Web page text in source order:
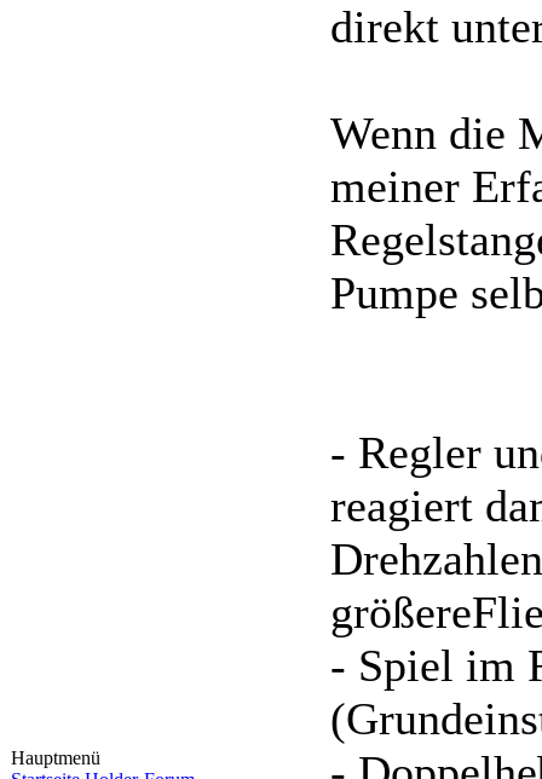
Hauptmenü
direkt
Wenn die
meiner
Pumpe
- Regler
reagiert
- Spiel im